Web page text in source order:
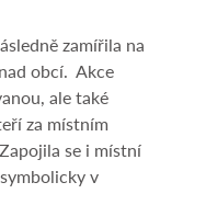
zamířila na
obcí. Akce
ale také
za místním
se i místní
v